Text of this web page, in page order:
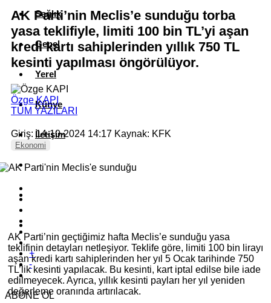
Sağlık
Genel
Yerel
Künye
İletişim
AK Parti’nin Meclis’e sunduğu torba
yasa teklifiyle, limiti 100 bin TL’yi aşan
kredi kartı sahiplerinden yıllık 750 TL
kesinti yapılması öngörülüyor.
Özge KAPI
TÜM YAZILARI
Giriş: 14-10-2024 14:17 Kaynak: KFK
Ekonomi
+
-
ABONE OL
AK Parti’nin geçtiğimiz hafta Meclis’e sunduğu yasa
teklifinin detayları netleşiyor. Teklife göre, limiti 100 bin lirayı
aşan kredi kartı sahiplerinden her yıl 5 Ocak tarihinde 750
TL’lik kesinti yapılacak. Bu kesinti, kart iptal edilse bile iade
edilmeyecek. Ayrıca, yıllık kesinti payları her yıl yeniden
değerleme oranında artırılacak.